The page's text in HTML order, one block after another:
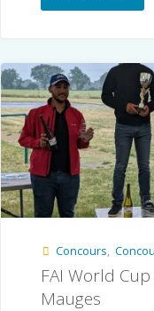
Concours,
FAI World
Mauges